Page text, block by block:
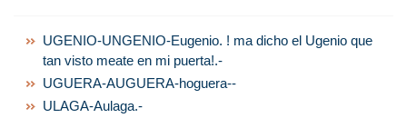
UGENIO-UNGENIO-Eugenio. ! ma dicho el Ugenio que
tan visto meate en mi puerta!.-
UGUERA-AUGUERA-hoguera--
ULAGA-Aulaga.-